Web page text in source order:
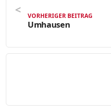
VORHERIGER BEITRAG
Umhausen